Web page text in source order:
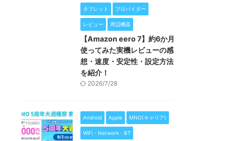
タブレット プロバイダー
レビュー 周辺機器
【Amazon eero 7】約6か月
使ってみた実機レビューの感
想・速度・安定性・設定方法
を紹介！
2026/7/28
Android Apple MNO(キャリア)
WiFi・Network・BT